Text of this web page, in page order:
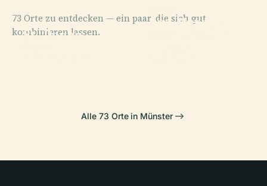
73 Orte zu entdecken — ein paar, die sich gut
kombinieren lassen.
PLACE
St.-Paulus-
Lwl-Museum
Alle 73 Orte in Münster